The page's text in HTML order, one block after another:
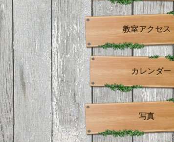
教室アクセス
カレンダー
写真